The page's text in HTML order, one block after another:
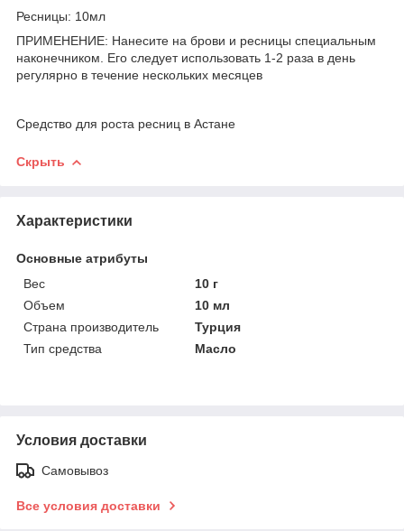
Ресницы: 10мл
ПРИМЕНЕНИЕ: Нанесите на брови и ресницы специальным
наконечником. Его следует использовать 1-2 раза в день
регулярно в течение нескольких месяцев
Средство для роста ресниц в Астане
Скрыть
Характеристики
Основные атрибуты
Вес
10 г
Объем
10 мл
Страна производитель
Турция
Тип средства
Масло
Условия доставки
Самовывоз
Все условия доставки